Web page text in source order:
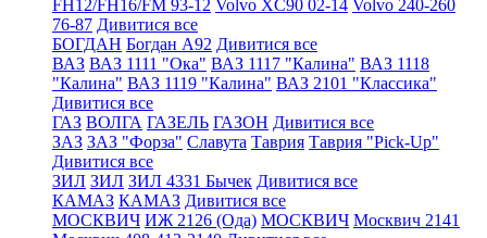
FH12/FH16/FM 93-12 Volvo XC90 02-14 Volvo 240-260
76-87 Дивитися все
БОГДАН Богдан А92 Дивитися все
ВАЗ ВАЗ 1111 "Ока" ВАЗ 1117 "Калина" ВАЗ 1118
"Калина" ВАЗ 1119 "Калина" ВАЗ 2101 "Классика"
Дивитися все
ГАЗ ВОЛГА ГАЗЕЛЬ ГАЗОН Дивитися все
ЗАЗ ЗАЗ "Форза" Славута Таврия Таврия "Pick-Up"
Дивитися все
ЗИЛ ЗИЛ ЗИЛ 4331 Бычек Дивитися все
КАМАЗ КАМАЗ Дивитися все
МОСКВИЧ ИЖ 2126 (Ода) МОСКВИЧ Москвич 2141